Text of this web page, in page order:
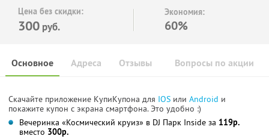
Цена без скидки:
300 руб.
Экономия:
60%
Основное Отзывы Вопросы по акции
Адреса
Скачайте приложение КупиКупона для IOS или Android и
покажите купон с экрана смартфона. Это удобно :)
Вечеринка «Космический круиз» в DJ Парк Inside за 119р.
вместо 300р.